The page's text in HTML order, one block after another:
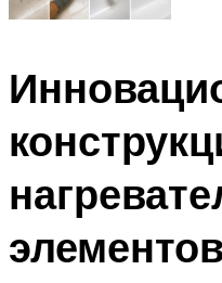
элементов